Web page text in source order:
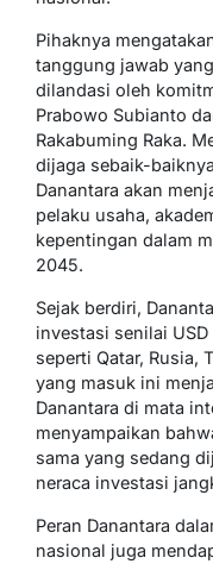
Pihaknya
tanggung jawab
dilandasi oleh
Prabowo Subianto
Rakabuming Raka.
dijaga sebaik-
Danantara akan
pelaku usaha,
kepentingan dalam
2045.
Sejak berdiri,
investasi senilai
seperti Qatar, Rusia,
yang masuk ini
Danantara di mata
menyampaikan
sama yang sedang
neraca investasi
Peran Danantara
nasional juga